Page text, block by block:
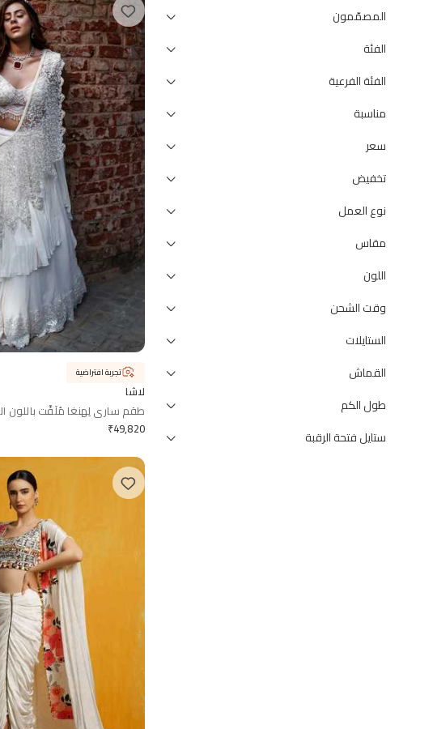
المصمّمون
الفئة
الفئة الفرعية
مناسبة
سعر
تخفيض
نوع العمل
مقاس
اللون
وقت الشحن
الستايلات
القماش
طول الكم
ستايل فتحة الرقبة
لاشا
طقم ساري لِهنغا مُلَفَّت باللون
₹49,820
تجربة افتراضية